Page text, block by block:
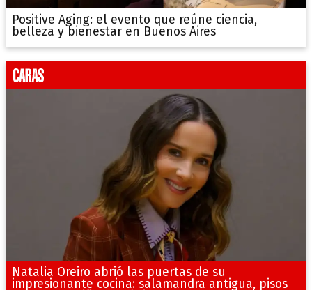
Positive Aging: el evento que reúne ciencia,
belleza y bienestar en Buenos Aires
Natalia Oreiro abrió las puertas de su
impresionante cocina: salamandra antigua, pisos